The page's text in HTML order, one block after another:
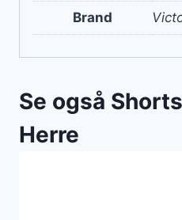
Brand
Se også
Herre